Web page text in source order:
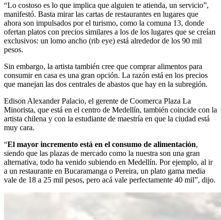
“Lo costoso es lo que implica que alguien te atienda, un servicio”,
manifestó. Basta mirar las cartas de restaurantes en lugares que
ahora son impulsados por el turismo, como la comuna 13, donde
ofertan platos con precios similares a los de los lugares que se creían
exclusivos: un lomo ancho (rib eye) está alrededor de los 90 mil
pesos.
Sin embargo, la artista también cree que comprar alimentos para
consumir en casa es una gran opción. La razón está en los precios
que manejan las dos centrales de abastos que hay en la subregión.
Edison Alexander Palacio, el gerente de Coomerca Plaza La
Minorista, que está en el centro de Medellín, también coincide con la
artista chilena y con la estudiante de maestría en que la ciudad está
muy cara.
“El mayor incremento está en el consumo de alimentación,
siendo que las plazas de mercado como la nuestra son una gran
alternativa, todo ha venido subiendo en Medellín. Por ejemplo, al ir
a un restaurante en Bucaramanga o Pereira, un plato gama media
vale de 18 a 25 mil pesos, pero acá vale perfectamente 40 mil”, dijo.